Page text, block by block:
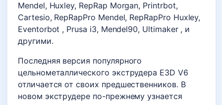
Mendel, Huxley, RepRap Morgan, Printrbot,
Cartesio, RepRapPro Mendel, RepRapPro Huxley,
Eventorbot , Prusa i3, Mendel90, Ultimaker , и
другими.
Последняя версия популярного
цельнометаллического экструдера E3D V6
отличается от своих предшественников. В
новом экструдере по-прежнему узнается